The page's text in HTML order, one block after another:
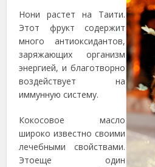
Нони растет на Таити.
Этот фрукт содержит
много антиоксидантов,
заряжающих организм
энергией, и благотворно
воздействует на
иммунную систему.
Кокосовое масло
широко известно своими
лечебными свойствами.
Этоеще один